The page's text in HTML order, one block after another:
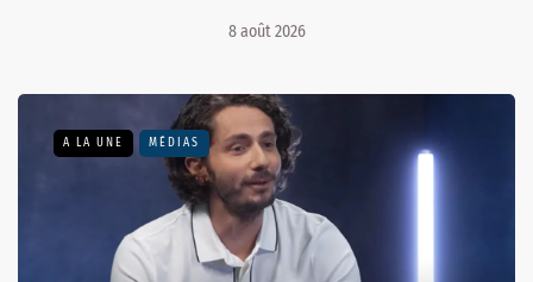
8 août 2026
A LA UNE MÉDIAS